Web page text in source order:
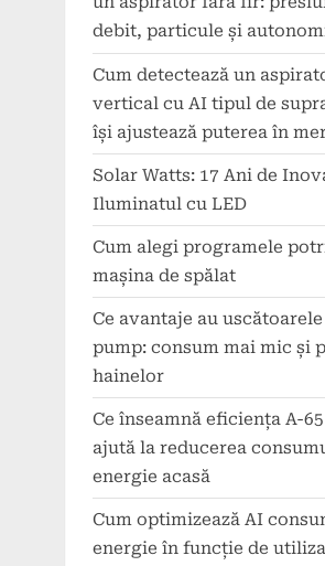
debit, particule și
Cum detectează un
vertical cu AI tipul de
își ajustează puterea în
Solar Watts: 17 Ani de
Iluminatul cu LED
Cum alegi programele
mașina de spălat
Ce avantaje au
pump: consum mai mic și
hainelor
Ce înseamnă eficiența A-
ajută la reducerea
energie acasă
Cum optimizează AI
energie în funcție de